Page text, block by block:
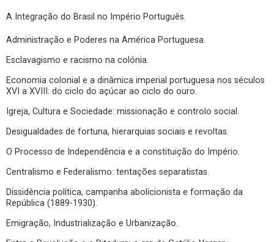
A Integração do Brasil no Império Português.
Administração e Poderes na América Portuguesa.
Esclavagismo e racismo na colónia.
Economia colonial e a dinâmica imperial portuguesa nos séculos
XVI a XVIII: do ciclo do açúcar ao ciclo do ouro.
Igreja, Cultura e Sociedade: missionação e controlo social.
Desigualdades de fortuna, hierarquias sociais e revoltas.
O Processo de Independência e a constituição do Império.
Centralismo e Federalismo: tentações separatistas.
Dissidência política, campanha abolicionista e formação da
República (1889-1930).
Emigração, Industrialização e Urbanização.